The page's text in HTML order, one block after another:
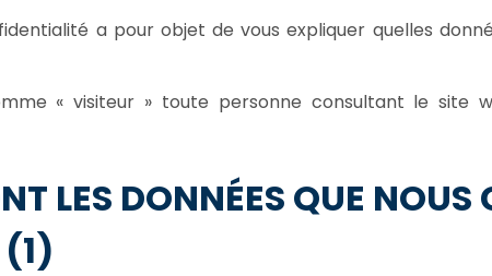
a pour objet de vous expliquer quelles
« visiteur » toute personne consultant le site
LES DONNÉES QUE
(1)